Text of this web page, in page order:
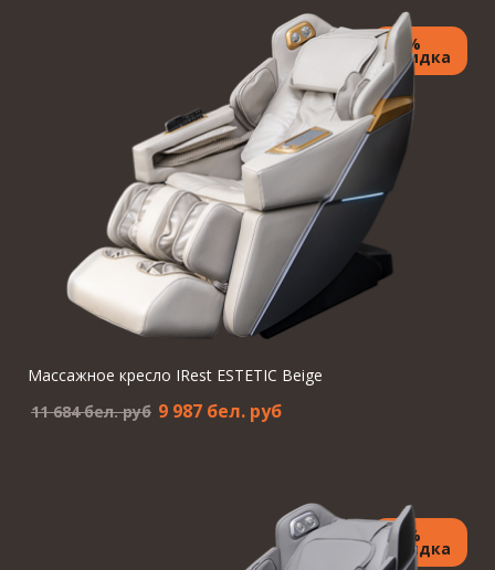
15%
Скидка
Массажное кресло IRest ESTETIC Beige
11 684 бел. pуб 9 987 бел. pуб
15%
Скидка